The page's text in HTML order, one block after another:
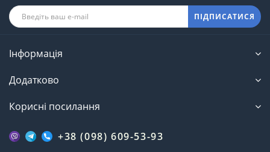
ПІДПИСАТИСЯ
Інформація
Додатково
Корисні посилання
+38 (098) 609-53-93